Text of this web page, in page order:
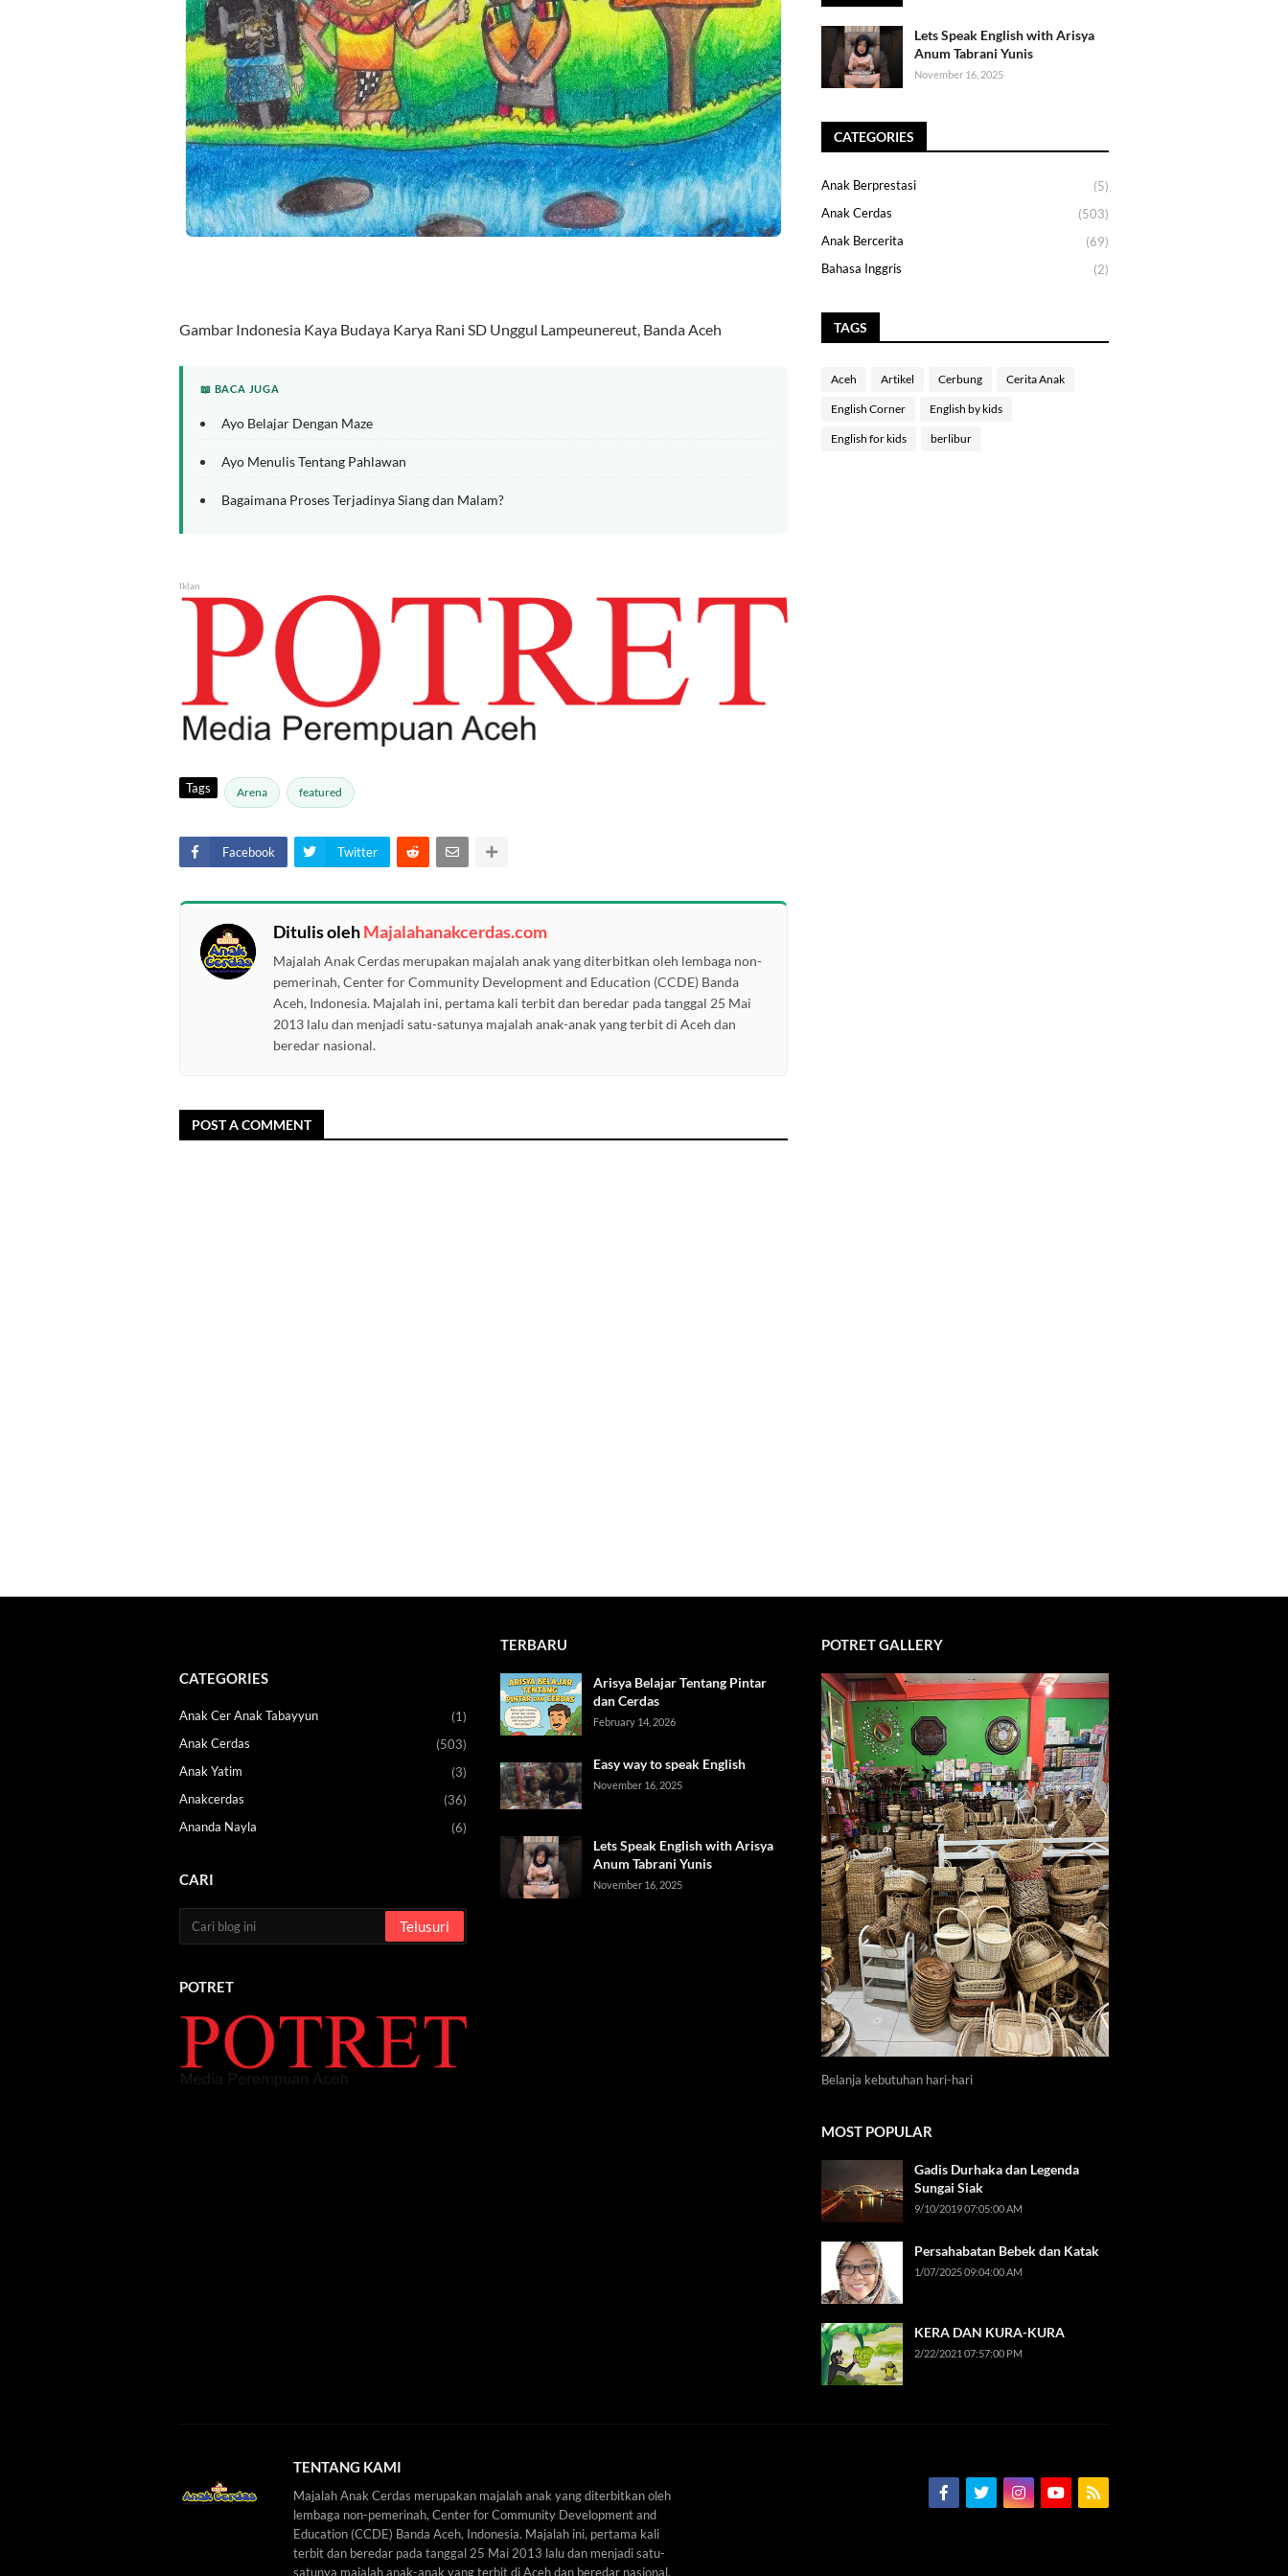
Gambar Indonesia Kaya Budaya Karya Rani SD Unggul Lampeunereut, Banda Aceh
📖 BACA JUGA
Ayo Belajar Dengan Maze
Ayo Menulis Tentang Pahlawan
Bagaimana Proses Terjadinya Siang dan Malam?
Iklan
Tags Arena featured
Facebook Twitter
Ditulis olehMajalahanakcerdas.com
Majalah Anak Cerdas merupakan majalah anak yang diterbitkan oleh lembaga non-
pemerinah, Center for Community Development and Education (CCDE) Banda
Aceh, Indonesia. Majalah ini, pertama kali terbit dan beredar pada tanggal 25 Mai
2013 lalu dan menjadi satu-satunya majalah anak-anak yang terbit di Aceh dan
beredar nasional.
POST A COMMENT
Lets Speak English with Arisya
Anum Tabrani Yunis
November 16, 2025
CATEGORIES
Anak Berprestasi
(5)
Anak Cerdas
(503)
Anak Bercerita
(69)
Bahasa Inggris
(2)
TAGS
Aceh Artikel Cerbung Cerita Anak
English Corner English by kids
English for kids berlibur
CATEGORIES
Anak Cer Anak Tabayyun
(1)
Anak Cerdas
(503)
Anak Yatim
(3)
Anakcerdas
(36)
Ananda Nayla
(6)
CARI
POTRET
TERBARU
Arisya Belajar Tentang Pintar
dan Cerdas
February 14, 2026
Easy way to speak English
November 16, 2025
Lets Speak English with Arisya
Anum Tabrani Yunis
November 16, 2025
POTRET GALLERY
Belanja kebutuhan hari-hari
MOST POPULAR
Gadis Durhaka dan Legenda
Sungai Siak
9/10/2019 07:05:00 AM
Persahabatan Bebek dan Katak
1/07/2025 09:04:00 AM
KERA DAN KURA-KURA
2/22/2021 07:57:00 PM
TENTANG KAMI
Majalah Anak Cerdas merupakan majalah anak yang diterbitkan oleh
lembaga non-pemerinah, Center for Community Development and
Education (CCDE) Banda Aceh, Indonesia. Majalah ini, pertama kali
terbit dan beredar pada tanggal 25 Mai 2013 lalu dan menjadi satu-
satunya majalah anak-anak yang terbit di Aceh dan beredar nasional.